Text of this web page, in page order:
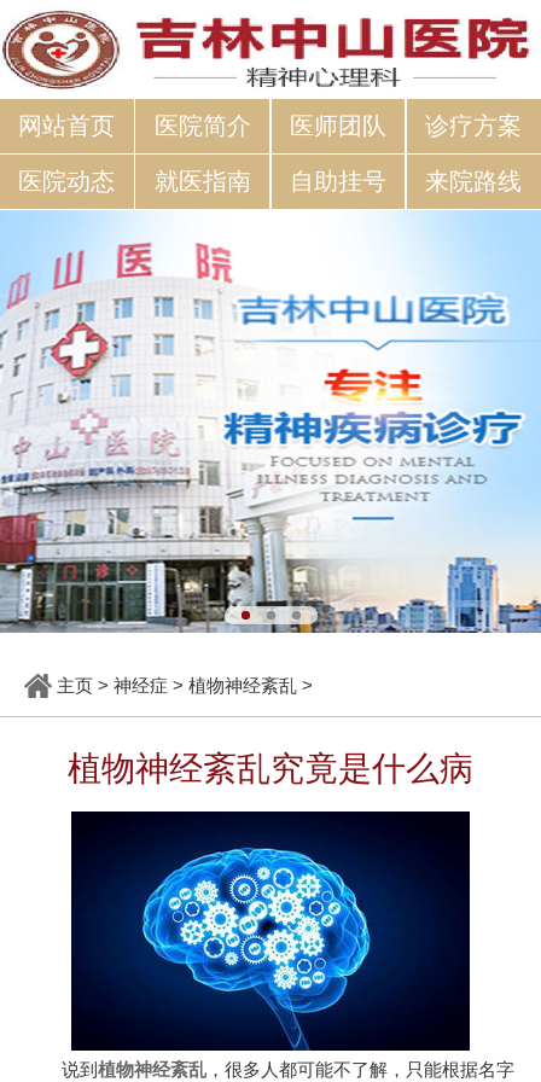
网站首页 医院简介 医师团队 诊疗方案
医院动态 就医指南 自助挂号 来院路线
主页> 神经症 > 植物神经紊乱>
植物神经紊乱究竟是什么病
说到 植物神经紊乱 ，很多人都可能不了解，只能根据名字